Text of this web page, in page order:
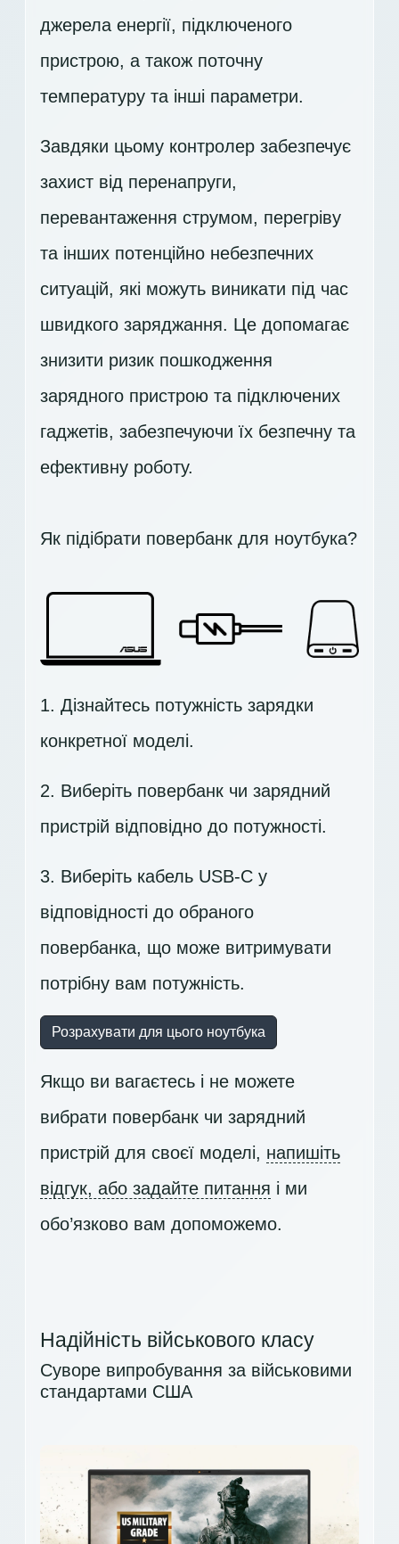
джерела енергії, підключеного
пристрою, а також поточну
температуру та інші параметри.
Завдяки цьому контролер забезпечує
захист від перенапруги,
перевантаження струмом, перегріву
та інших потенційно небезпечних
ситуацій, які можуть виникати під час
швидкого заряджання. Це допомагає
знизити ризик пошкодження
зарядного пристрою та підключених
гаджетів, забезпечуючи їх безпечну та
ефективну роботу.
Як підібрати повербанк для ноутбука?
1. Дізнайтесь потужність зарядки
конкретної моделі.
2. Виберіть повербанк чи зарядний
пристрій відповідно до потужності.
3. Виберіть кабель USB-C у
відповідності до обраного
повербанка, що може витримувати
потрібну вам потужність.
Розрахувати для цього ноутбука
Якщо ви вагаєтесь і не можете
вибрати повербанк чи зарядний
пристрій для своєї моделі, напишіть
відгук, або задайте питання і ми
обо’язково вам допоможемо.
Надійність військового класу
Суворе випробування за військовими
стандартами США